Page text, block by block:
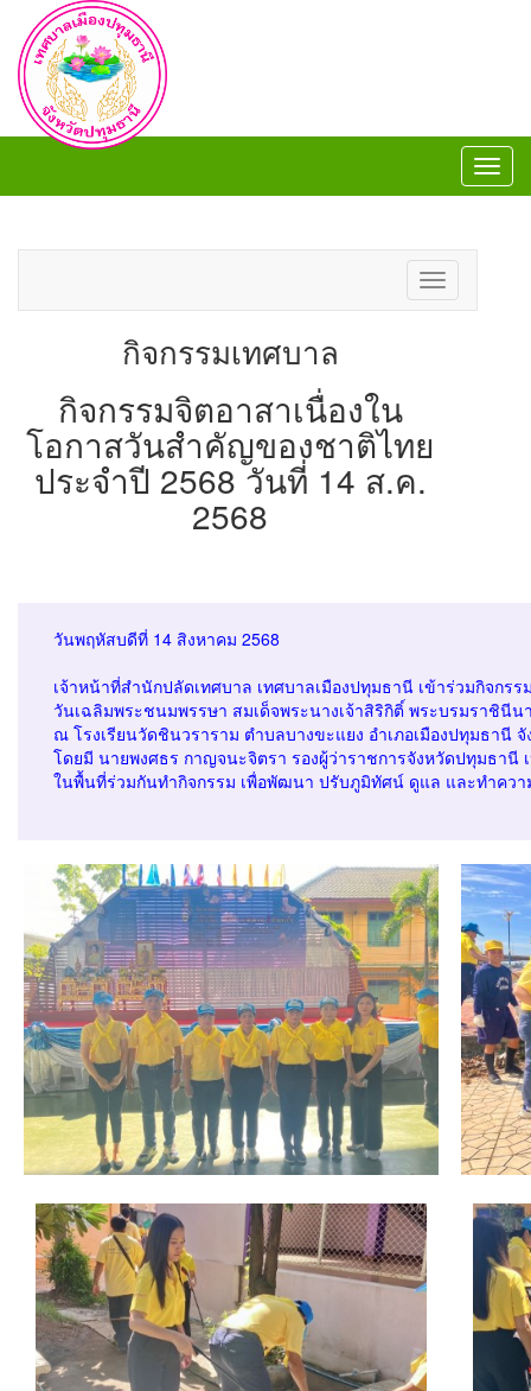
Toggle
navigation
กิจกรรมเทศบาล
กิจกรรมจิตอาสาเนื่องใน
โอกาสวันสำคัญของชาติไทย
ประจำปี 2568 วันที่ 14 ส.ค.
2568
วันพฤหัสบดีที่ 14 สิงหาคม 2568
เจ้าหน้าที่สำนักปลัดเทศบาล เทศบาลเมืองปทุมธานี เข้าร่วมกิจก
วันเฉลิมพระชนมพรรษา สมเด็จพระนางเจ้าสิริกิติ์ พระบรมราชิ
ณ โรงเรียนวัดชินวราราม ตำบลบางขะแยง อำเภอเมืองปทุมธานี
โดยมี นายพงศธร กาญจนะจิตรา รองผู้ว่าราชการจังหวัดปทุมธา
ในพื้นที่ร่วมกันทำกิจกรรม เพื่อพัฒนา ปรับภูมิทัศน์ ดูแล และทำคว